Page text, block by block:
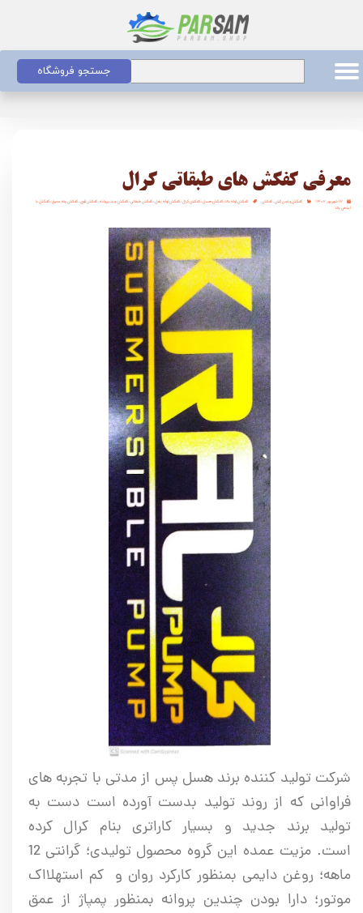
جستجو فروشگاه
معرفی کفکش های طبقاتی کرال
۱۲ شهریور ۱۴۰۲ کفکش و لجن کش،کفکش کفکش لوله بالا،کفکش هسل،کفکش کرال،کفکش لوله بغل،کفکش طبقاتی،کفکش چند پروانه،کفکش قوی،کفکش چاه عمیق،کفکش با
آبدهی بالا
شرکت تولید کننده برند هسل پس از مدتی با تجربه های
فراوانی که از روند تولید بدست آورده است دست به
تولید برند جدید و بسیار کاراتری بنام کرال کرده
است. مزیت عمده این گروه محصول تولیدی؛ گرانتی 12
ماهه؛ روغن دایمی بمنظور کارکرد روان و کم استهلااک
موتور؛ دارا بودن چندین پروانه بمنظور پمپاژ از عمق